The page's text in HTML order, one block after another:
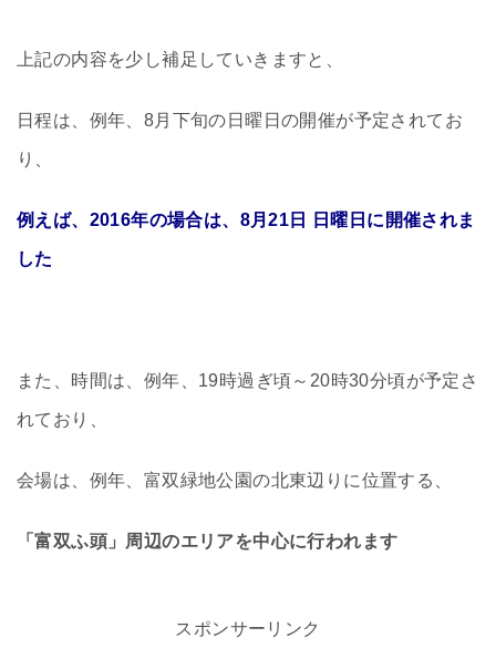
上記の内容を少し補足していきますと、
日程は、例年、8月下旬の日曜日の開催が予定されてお
り、
例えば、2016年の場合は、8月21日 日曜日に開催されま
した
また、時間は、例年、19時過ぎ頃～20時30分頃が予定さ
れており、
会場は、例年、富双緑地公園の北東辺りに位置する、
「富双ふ頭」周辺のエリアを中心に行われます
スポンサーリンク